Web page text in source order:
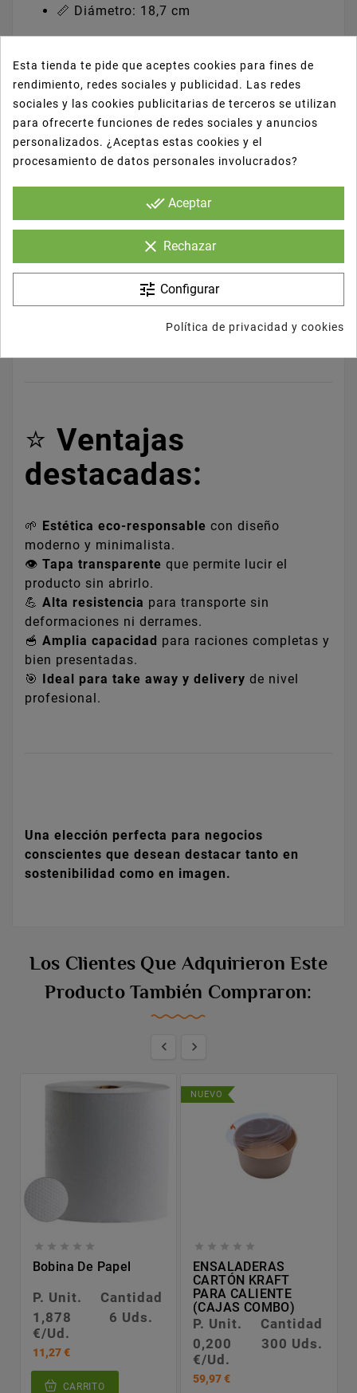
📏 Diámetro: 18,7 cm
🌑 Color base: negro mate elegante
🛡️ Material: cartón rígido + tapa RPET
transparente
🥗 Uso ideal: ensaladas, poke, pastas,
bowls saludables
🔁 Producto reciclable (eco-friendly)
⭐ Ventajas
destacadas:
🌱 Estética eco-responsable con diseño
moderno y minimalista.
👁️ Tapa transparente que permite lucir el
producto sin abrirlo.
💪 Alta resistencia para transporte sin
deformaciones ni derrames.
🥣 Amplia capacidad para raciones completas y
bien presentadas.
🎯
Ideal para take away y delivery de nivel
profesional.
Una elección perfecta para negocios
conscientes que desean destacar tanto en
sostenibilidad como en imagen.
Los Clientes Que Adquirieron Este
Producto También Compraron:
 
    
Bobina De Papel
P. Unit.
Cantidad
1,878
€/Ud.
6 Uds.
11,27 €
CARRITO
NUEVO
    
ENSALADERAS
CARTÓN KRAFT
PARA CALIENTE
(CAJAS COMBO)
P. Unit.
Cantidad
0,200
€/Ud.
300 Uds.
59,97 €
Esta tienda te pide que aceptes cookies para fines de
rendimiento, redes sociales y publicidad. Las redes
sociales y las cookies publicitarias de terceros se utilizan
para ofrecerte funciones de redes sociales y anuncios
personalizados. ¿Aceptas estas cookies y el
procesamiento de datos personales involucrados?
done_all Aceptar
clear Rechazar
tune Configurar
Política de privacidad y cookies